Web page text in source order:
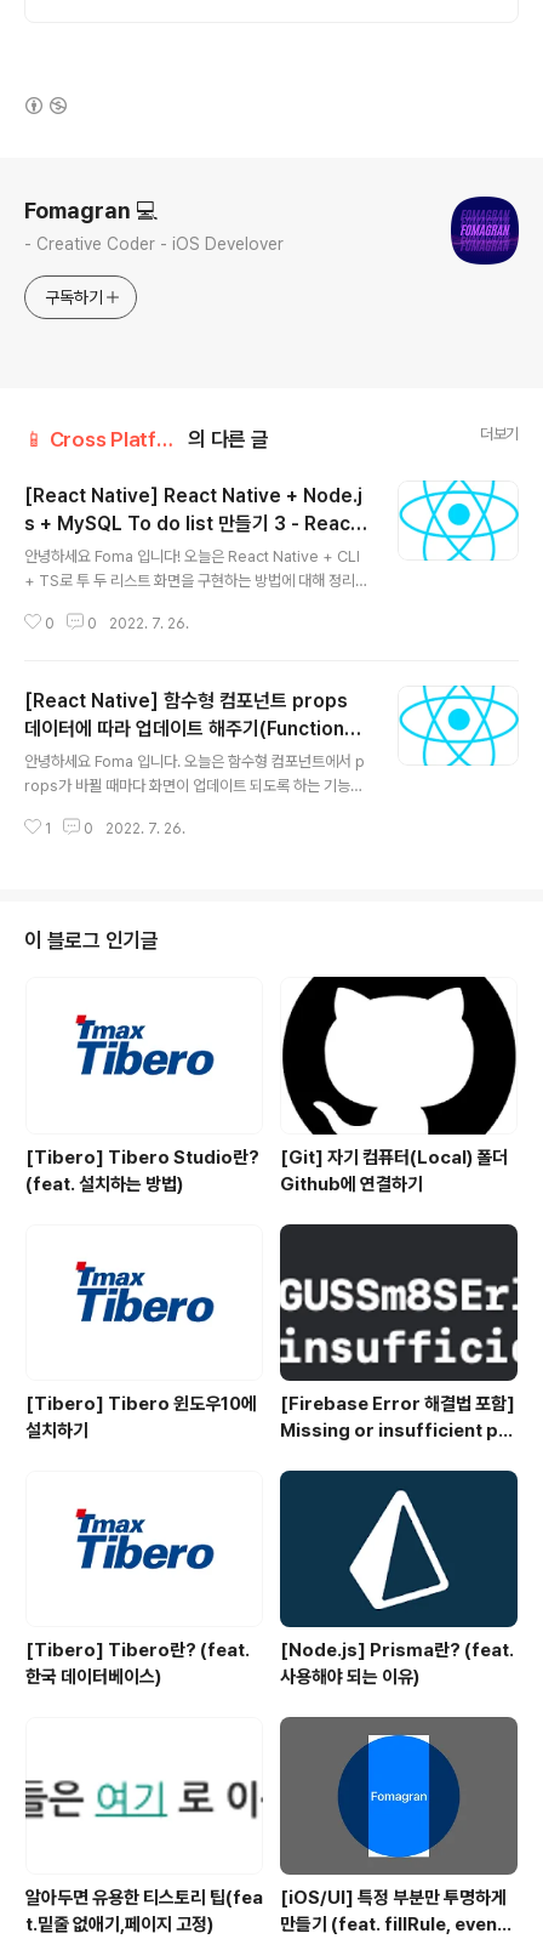
Fomagran 💻
- Creative Coder - iOS Develover
구독하기
📱 Cross Platform/React Native 의 다른 글 더보기
[React Native] React Native + Node.j
s + MySQL To do list 만들기 3 - React
Native 화면 구현하기 (Implement front
end)
안녕하세요 Foma 입니다! 오늘은 React Native + CLI
+ TS로 투 두 리스트 화면을 구현하는 방법에 대해 정리해
ative + Node.js + MySQL To do list 만들기 1 - 서
SQL 테이블 만들기 (Create a MySQL Table) React
Native + Node.js + MySQL To do list 만들기 3 - R
eact Native 화면 구현하기 (Implement frontend) R
eact Native + Node.js + My..
0 0 2022. 7. 26.
[React Native] 함수형 컴포넌트 props
데이터에 따라 업데이트 해주기(Functional
Component update on props chang
e)
안녕하세요 Foma 입니다. 오늘은 함수형 컴포넌트에서 p
rops가 바뀔 때마다 화면이 업데이트 되도록 하는 기능을
아래와 같이 추가 버튼을 누르거나 수정 버튼이 눌리면 폼
창이 보이도록 구현하고 싶었습니다. 왼쪽이 추가(+) 버튼
을 눌렀을 때, 오른쪽이 수정버튼을 눌렀을 때입니다. Tod
oList.tsx 위 리스트 화면에서 useState를 구현해 줍니
다. const [todos, setTodos] = useState(todoDat
as); const [todo, setTo..
1 0 2022. 7. 26.
이 블로그 인기글
[Tibero] Tibero Studio란?
(feat. 설치하는 방법)
[Git] 자기 컴퓨터(Local) 폴더
Github에 연결하기
[Tibero] Tibero 윈도우10에
설치하기
[Firebase Error 해결법 포함]
Missing or insufficient per
[Tibero] Tibero란? (feat.
한국 데이터베이스)
[Node.js] Prisma란? (feat.
사용해야 되는 이유)
알아두면 유용한 티스토리 팁(fea
t.밑줄 없애기,페이지 고정)
[iOS/UI] 특정 부분만 투명하게
만들기 (feat. fillRule, evenO